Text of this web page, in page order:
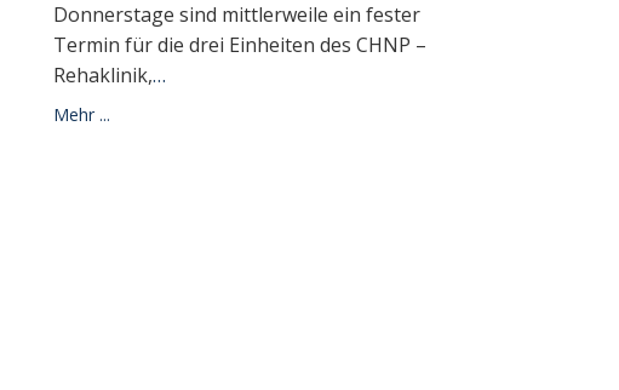
Donnerstage sind mittlerweile ein fester
Termin für die drei Einheiten des CHNP –
Rehaklinik,…
Mehr ...